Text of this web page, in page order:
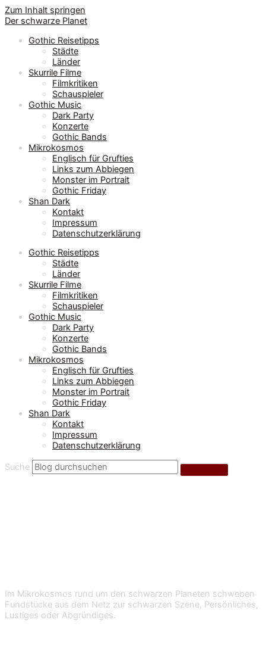
Zum Inhalt springen
Der schwarze Planet
Gothic Reisetipps
Städte
Länder
Skurrile Filme
Filmkritiken
Schauspieler
Gothic Music
Dark Party
Konzerte
Gothic Bands
Mikrokosmos
Englisch für Grufties
Links zum Abbiegen
Monster im Portrait
Gothic Friday
Shan Dark
Kontakt
Impressum
Datenschutzerklärung
Gothic Reisetipps
Städte
Länder
Skurrile Filme
Filmkritiken
Schauspieler
Gothic Music
Dark Party
Konzerte
Gothic Bands
Mikrokosmos
Englisch für Grufties
Links zum Abbiegen
Monster im Portrait
Gothic Friday
Shan Dark
Kontakt
Impressum
Datenschutzerklärung
Suche
Im Mikrokosmos rund um den schwarzen Planeten schweben
Fundstücke aus dem Netz zur schwarzen Szene, Persönliches,
Lustiges oder Abgründiges.